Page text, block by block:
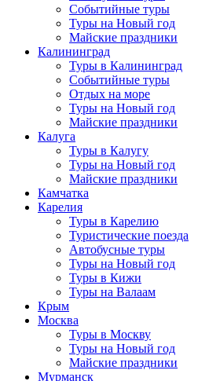
Событийные туры
Туры на Новый год
Майские праздники
Калининград
Туры в Калининград
Событийные туры
Отдых на море
Туры на Новый год
Майские праздники
Калуга
Туры в Калугу
Туры на Новый год
Майские праздники
Камчатка
Карелия
Туры в Карелию
Туристические поезда
Автобусные туры
Туры на Новый год
Туры в Кижи
Туры на Валаам
Крым
Москва
Туры в Москву
Туры на Новый год
Майские праздники
Мурманск